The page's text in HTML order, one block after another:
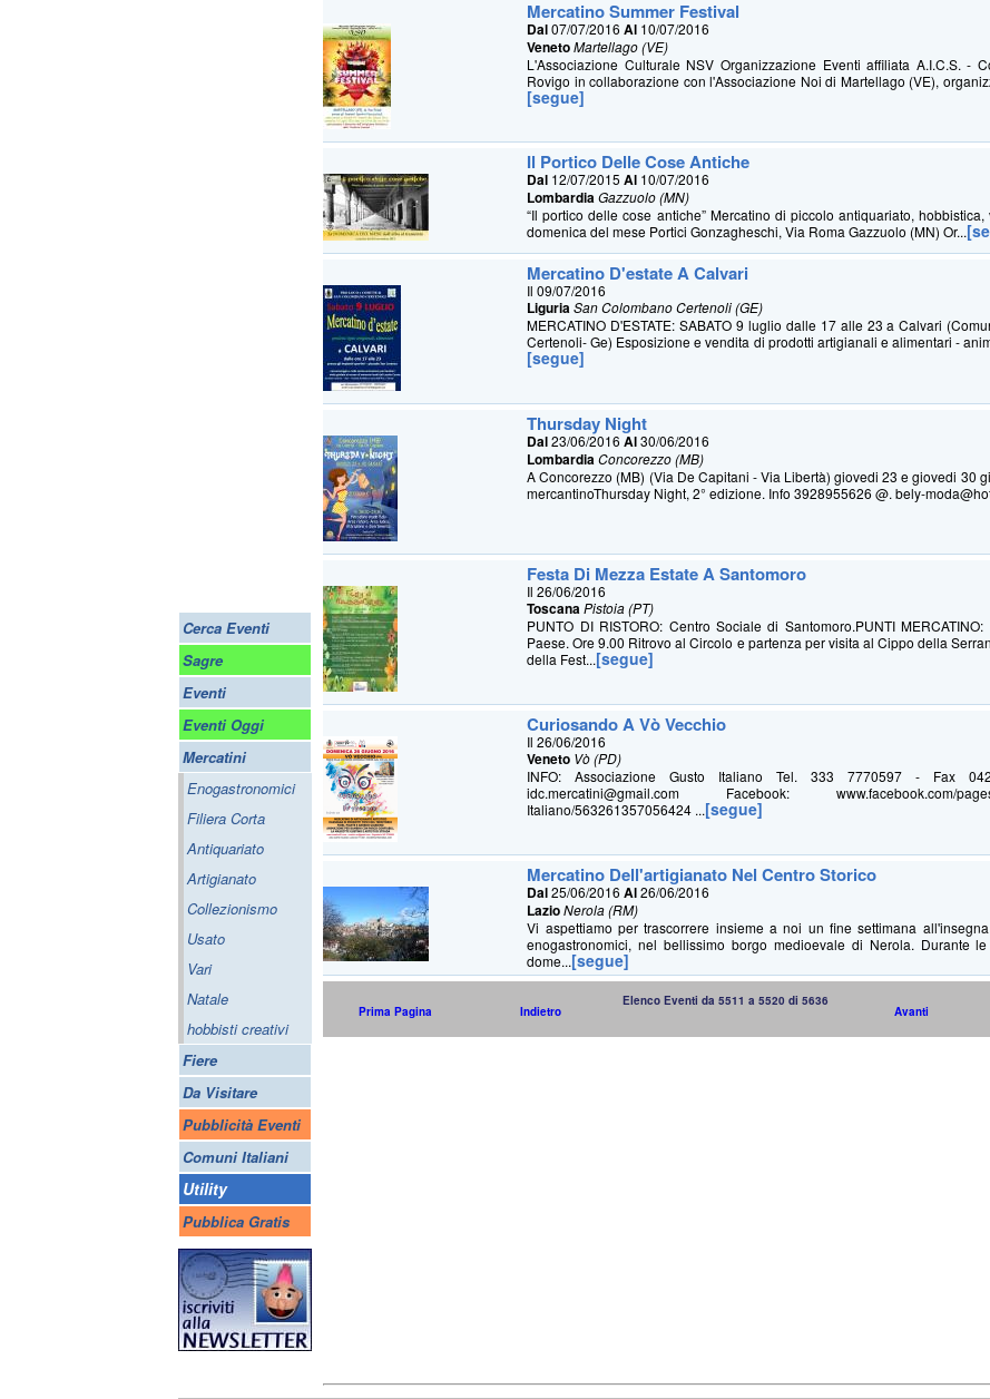
Cerca Eventi
Sagre
Eventi
Eventi Oggi
Mercatini
Enogastronomici
Filiera Corta
Antiquariato
Artigianato
Collezionismo
Usato
Vari
Natale
hobbisti creativi
Fiere
Da Visitare
Pubblicità Eventi
Comuni Italiani
Utility
Pubblica Gratis
Mercatino Summer Festival
Dal07/07/2016Al 10/07/2016
VenetoMartellago (VE)
L'Associazione Culturale NSV Organizzazione Eventi affiliata A.I.C.S. -
Rovigo in collaborazione con l'Associazione Noi di Martellago (VE),
[segue]
Il Portico Delle Cose Antiche
Dal 12/07/2015Al 10/07/2016
LombardiaGazzuolo (MN)
“Il portico delle cose antiche” Mercatino di piccolo antiquariato,
domenica del mese Portici Gonzagheschi, Via Roma Gazzuolo (MN) Or...
Mercatino D'estate A Calvari
Il 09/07/2016
LiguriaSan Colombano Certenoli (GE)
MERCATINO D'ESTATE: SABATO 9 luglio dalle 17 alle 23 a Calvari
Certenoli- Ge) Esposizione e vendita di prodotti artigianali e alimentari -
[segue]
Thursday Night
Dal23/06/2016Al30/06/2016
LombardiaConcorezzo (MB)
A Concorezzo (MB) (Via De Capitani - Via Libertà) giovedi 23 e giovedi 30
mercantinoThursday Night, 2° edizione. Info 3928955626 @. bely-
Festa Di Mezza Estate A Santomoro
Il 26/06/2016
ToscanaPistoia (PT)
PUNTO DI RISTORO: Centro Sociale di Santomoro.PUNTI
Paese. Ore 9.00 Ritrovo al Circolo e partenza per visita al Cippo della
della Fest...[segue]
Curiosando A Vò Vecchio
Il 26/06/2016
Veneto Vò (PD)
INFO: Associazione Gusto Italiano Tel. 333 7770597 - Fax
idc.mercatini@gmail.com Facebook: www.facebook.com/pages/
Italiano/563261357056424 ...[segue]
Mercatino Dell'artigianato Nel Centro Storico
Dal25/06/2016Al26/06/2016
LazioNerola (RM)
Vi aspettiamo per trascorrere insieme a noi un fine settimana
enogastronomici, nel bellissimo borgo medioevale di Nerola. Durante
dome...[segue]
Prima Pagina Indietro
Elenco Eventi da 5511 a 5520 di 5636
Avanti